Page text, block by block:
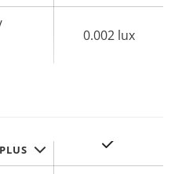
0.002 lux
de